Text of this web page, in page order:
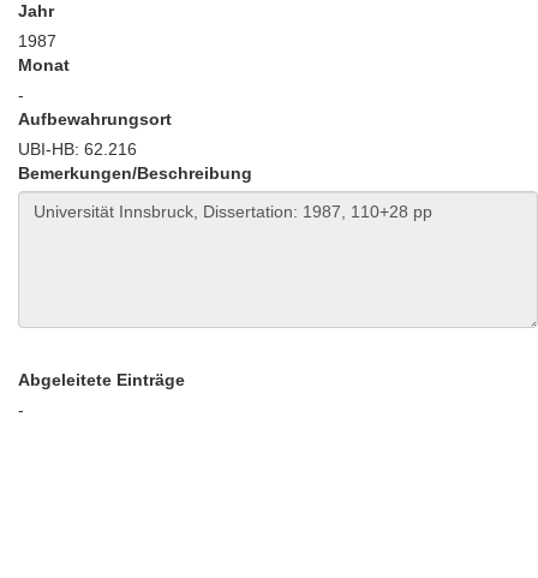
Jahr
1987
Monat
-
Aufbewahrungsort
UBI-HB: 62.216
Bemerkungen/Beschreibung
Abgeleitete Einträge
-